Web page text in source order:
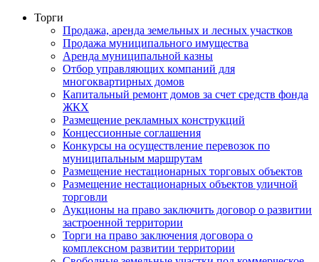
Торги
Продажа, аренда земельных и лесных участков
Продажа муниципального имущества
Аренда муниципальной казны
Отбор управляющих компаний для
многоквартирных домов
Капитальный ремонт домов за счет средств фонда
ЖКХ
Размещение рекламных конструкций
Концессионные соглашения
Конкурсы на осуществление перевозок по
муниципальным маршрутам
Размещение нестационарных торговых объектов
Размещение нестационарных объектов уличной
торговли
Аукционы на право заключить договор о развитии
застроенной территории
Торги на право заключения договора о
комплексном развитии территории